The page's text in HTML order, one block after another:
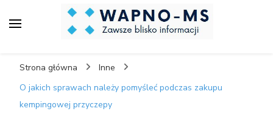
Strona główna
Inne
O jakich sprawach należy pomyśleć podczas zakupu
kempingowej przyczepy